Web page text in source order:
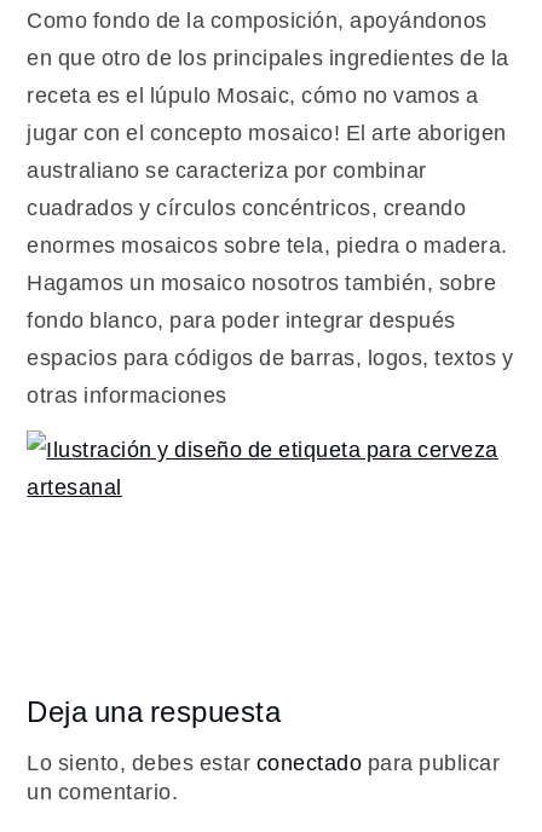
Como fondo de la composición, apoyándonos
en que otro de los principales ingredientes de la
receta es el lúpulo Mosaic, cómo no vamos a
jugar con el concepto mosaico! El arte aborigen
australiano se caracteriza por combinar
cuadrados y círculos concéntricos, creando
enormes mosaicos sobre tela, piedra o madera.
Hagamos un mosaico nosotros también, sobre
fondo blanco, para poder integrar después
espacios para códigos de barras, logos, textos y
otras informaciones
Deja una respuesta
Lo siento, debes estar conectado para publicar
un comentario.